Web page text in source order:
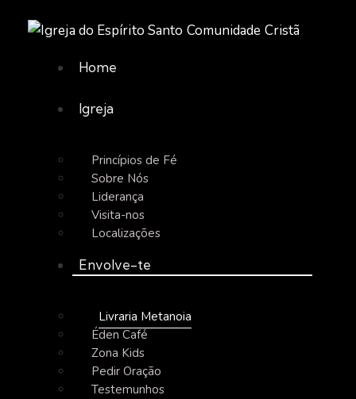
Home
Igreja
Princípios de Fé
Sobre Nós
Liderança
Visita-nos
Localizações
Envolve-te
Livraria Metanoia
Éden Café
Zona Kids
Pedir Oração
Testemunhos